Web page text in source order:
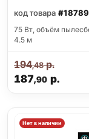
код товара
75 Вт, объём
4.5 м
187,90р.
194,48р.
Нет в наличии